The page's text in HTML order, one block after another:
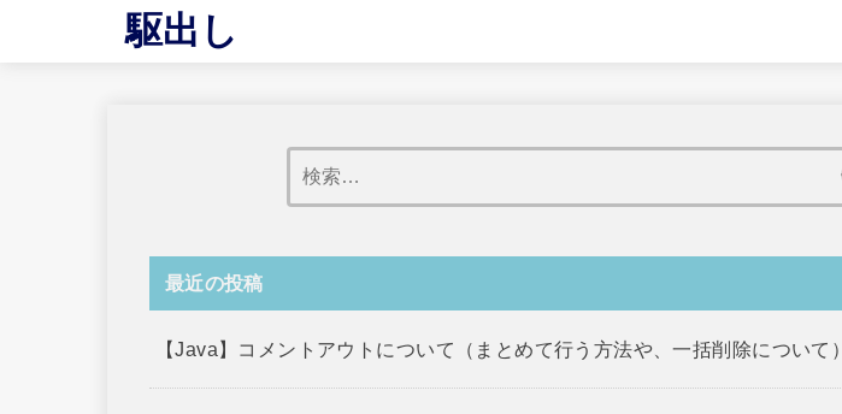
駆出し
索:
最近の投稿
【Java】コメントアウトについて（まとめて行う方法や、一括削除について）